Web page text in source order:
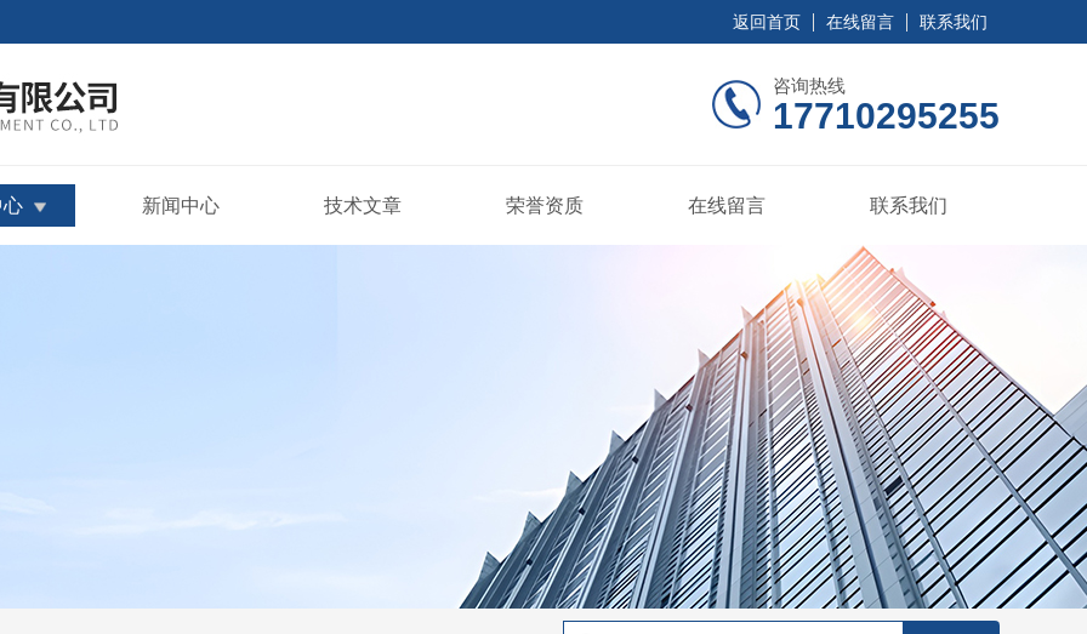
返回首页 在线留言 联系我们
咨询热线
17710295255
心 新闻中心 技术文章 荣誉资质 在线留言 联系我们